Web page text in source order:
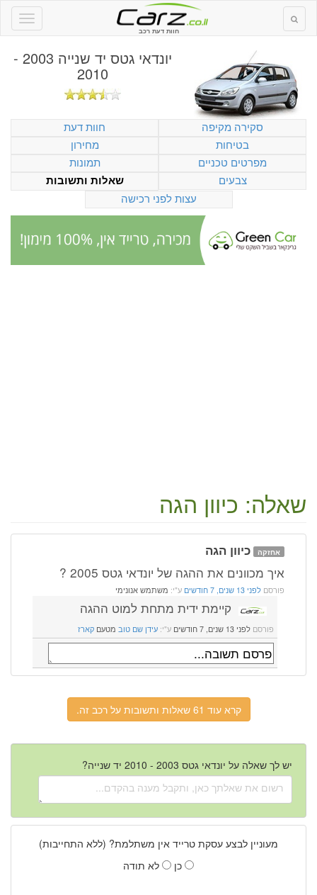
חוות דעת רכב
יונדאי גטס יד שנייה 2003 -
2010
סקירה מקיפה
חוות דעת
בטיחות
מחירון
מפרטים טכניים
תמונות
צבעים
שאלות ותשובות
עצות לפני רכישה
שאלה: כיוון הגה
אחזקה כיוון הגה
איך מכוונים את ההגה של יונדאי גטס 2005 ?
פורסם לפני 13 שנים, 7 חודשים ע"י: משתמש אנונימי
קיימת ידית מתחת למוט ההגה
פורסם לפני 13 שנים, 7 חודשים ע"י: עידן שם טוב מטעם קארז
קרא עוד 61 שאלות ותשובות על רכב זה.
יש לך שאלה על יונדאי גטס 2003 - 2010 יד שנייה?
מעוניין לבצע עסקת טרייד אין משתלמת? (ללא התחייבות)
כן
לא תודה